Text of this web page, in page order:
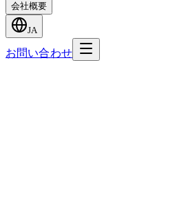
会社概要
JA
お問い合わせ